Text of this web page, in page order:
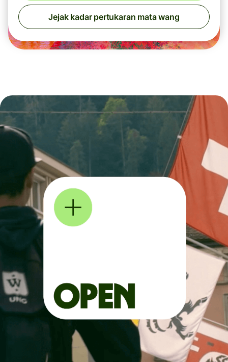
Jejak kadar pertukaran mata wang